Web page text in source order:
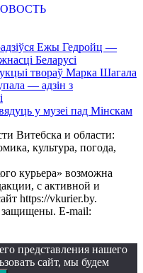
Ежы Гедройц —
Беларусі
твораў Марка Шагала
— адзін з
у музеі пад Мінскам
Витебска и области:
культура, погода,
курьера» возможна
с активной и
https://vkurier.by.
защищены. E-mail:
представления нашего
сайт, мы будем